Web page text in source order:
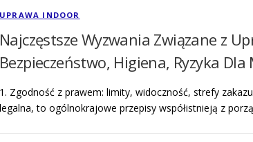
UPRAWA INDOOR
Najczęstsze Wyzwania Związane z
Bezpieczeństwo, Higiena, Ryzyka Dla
1. Zgodność z prawem: limity, widoczność, strefy
legalna, to ogólnokrajowe przepisy współistnieją z